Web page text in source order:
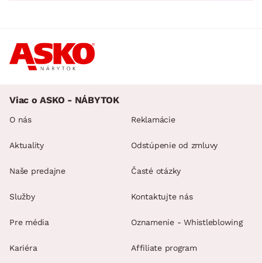
Viac o ASKO - NÁBYTOK
O nás
Aktuality
Naše predajne
Služby
Pre média
Kariéra
Reklamácie
Odstúpenie od zmluvy
Časté otázky
Kontaktujte nás
Oznamenie - Whistleblowing
Affiliate program